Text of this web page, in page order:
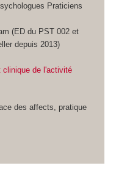
Praticiens
(ED du PST 002 et
depuis 2013)
clinique de l'activité
des affects, pratique